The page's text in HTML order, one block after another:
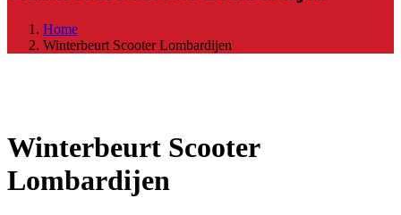
Home
Winterbeurt Scooter Lombardijen
Winterbeurt Scooter
Lombardijen